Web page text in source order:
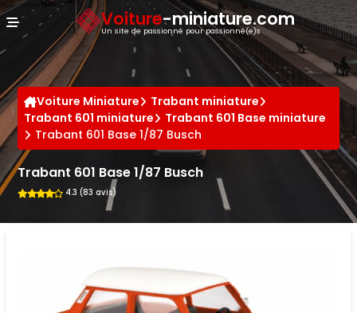
Voiture-miniature.com
Un site de passionné pour passionné(e)s
Voiture Miniature
Trabant miniature
Trabant 601 miniature
Trabant 601 Base miniature
Trabant 601 Base 1/87 Busch
Trabant 601 Base 1/87 Busch
4.3 (83 avis)
Panneau de gestion des cookies